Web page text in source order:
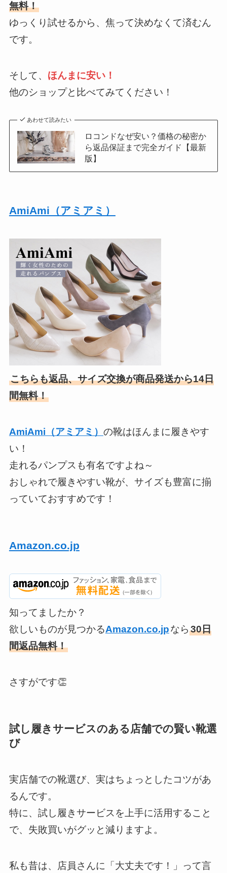
無料！
ゆっくり試せるから、焦って決めなくて済むん
です。
そして、 ほんまに安い！
他のショップと比べてみてください！
あわせて読みたい
ロコンドなぜ安い？価格の秘密か
ら返品保証まで完全ガイド【最新
版】
AmiAmi（アミアミ）
こちらも返品、サイズ交換が商品発送から14日
間無料！
AmiAmi（アミアミ） の靴はほんまに履きやす
い！
走れるパンプスも有名ですよね～
おしゃれで履きやすい靴が、サイズも豊富に揃
っていておすすめです！
Amazon.co.jp
知ってましたか？
欲しいものが見つかるAmazon.co.jpなら 30日
間返品無料！
さすがです👏
試し履きサービスのある店舗での賢い靴選
び
実店舗での靴選び、実はちょっとしたコツがあ
るんです。
特に、試し履きサービスを上手に活用すること
で、失敗買いがグッと減りますよ。
私も昔は、店員さんに「大丈夫です！」って言